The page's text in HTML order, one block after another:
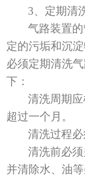
3、 定期清
气路装置
定的污垢和沉
必须定期清洗
下：
清洗周期
超过一个月。
清洗过程必
清洗前必
并清除水、油